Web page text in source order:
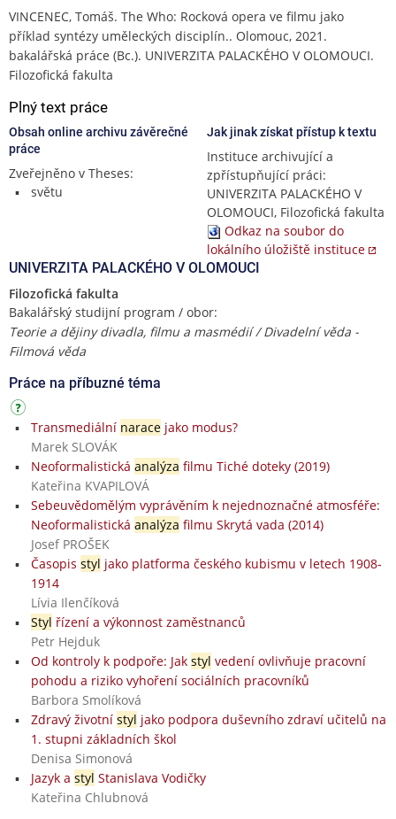
VINCENEC, Tomáš. The Who: Rocková opera ve filmu jako
příklad syntézy uměleckých disciplín.. Olomouc, 2021.
bakalářská práce (Bc.). UNIVERZITA PALACKÉHO V OLOMOUCI.
Filozofická fakulta
Plný text práce
Obsah online archivu závěrečné
práce
Zveřejněno v Theses:
světu
Jak jinak získat přístup k textu
Instituce archivující a
zpřístupňující práci:
UNIVERZITA PALACKÉHO V
OLOMOUCI, Filozofická fakulta
Odkaz na soubor do
lokálního úložiště instituce
UNIVERZITA PALACKÉHO V OLOMOUCI
Filozofická fakulta
Bakalářský studijní program / obor:
Teorie a dějiny divadla, filmu a masmédií / Divadelní věda -
Filmová věda
Práce na příbuzné téma
Transmediální naracejako modus?
Marek SLOVÁK
Neoformalistická analýza filmu Tiché doteky (2019)
Kateřina KVAPILOVÁ
Sebeuvědomělým vyprávěním k nejednoznačné atmosféře:
Neoformalistická analýza filmu Skrytá vada (2014)
Josef PROŠEK
Časopis styl jako platforma českého kubismu v letech 1908-
1914
Lívia Ilenčíková
Styl řízení a výkonnost zaměstnanců
Petr Hejduk
Od kontroly k podpoře: Jak styl vedení ovlivňuje pracovní
pohodu a riziko vyhoření sociálních pracovníků
Barbora Smolíková
Zdravý životní styl jako podpora duševního zdraví učitelů na
1. stupni základních škol
Denisa Simonová
Jazyk a styl Stanislava Vodičky
Kateřina Chlubnová